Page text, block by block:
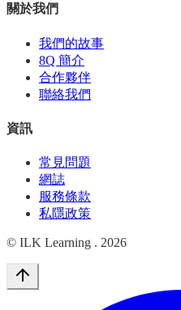
關於我們
我們的故事
8Q 簡介
合作夥伴
聯絡我們
資訊
常見問題
網誌
服務條款
私隱政策
© ILK Learning . 2026